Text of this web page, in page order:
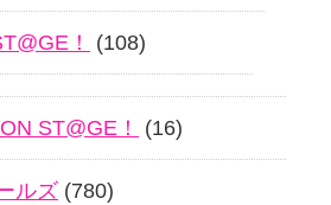
！ (108)
ST@GE！ (16)
ルズ (780)